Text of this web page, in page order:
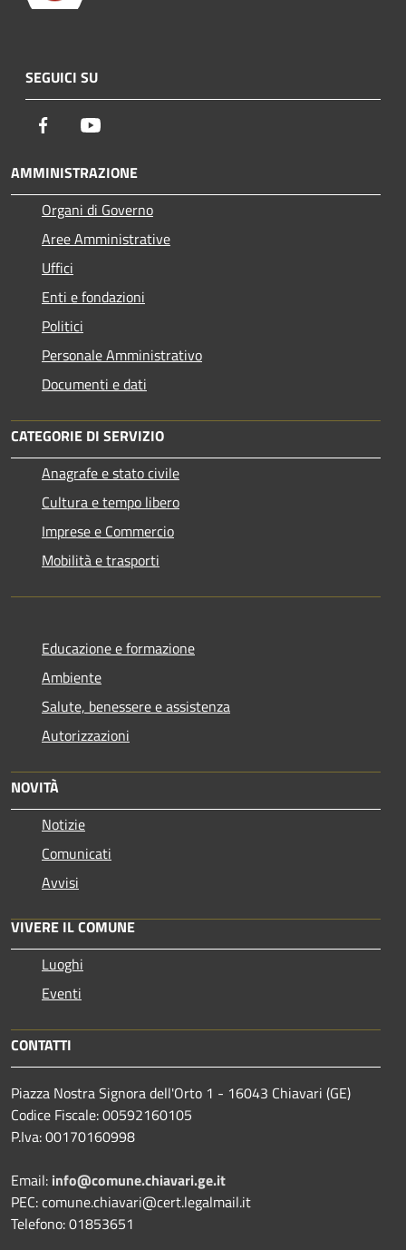
SEGUICI SU
Facebook
AMMINISTRAZIONE
Organi di Governo
Aree Amministrative
Uffici
Enti e fondazioni
Politici
Personale Amministrativo
Documenti e dati
CATEGORIE DI SERVIZIO
Anagrafe e stato civile
Cultura e tempo libero
Imprese e Commercio
Mobilità e trasporti
Educazione e formazione
Ambiente
Salute, benessere e assistenza
Autorizzazioni
NOVITÀ
Notizie
Comunicati
Avvisi
VIVERE IL COMUNE
Luoghi
Eventi
CONTATTI
Piazza Nostra Signora dell'Orto 1 - 16043 Chiavari (GE)
Codice Fiscale: 00592160105
P.Iva: 00170160998
Email: info@comune.chiavari.ge.it
PEC: comune.chiavari@cert.legalmail.it
Telefono: 01853651